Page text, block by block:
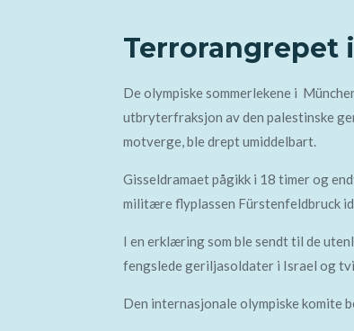
Terrorangrepet
De olympiske sommerlekene i
utbryterfraksjon av den palestinske
motverge, ble drept umiddelbart.
Gisseldramaet pågikk i 18 timer og
militære flyplassen Fürstenfeldbruck
I en erklæring som ble sendt til de
fengslede geriljasoldater i Israel og
Den internasjonale olympiske komite